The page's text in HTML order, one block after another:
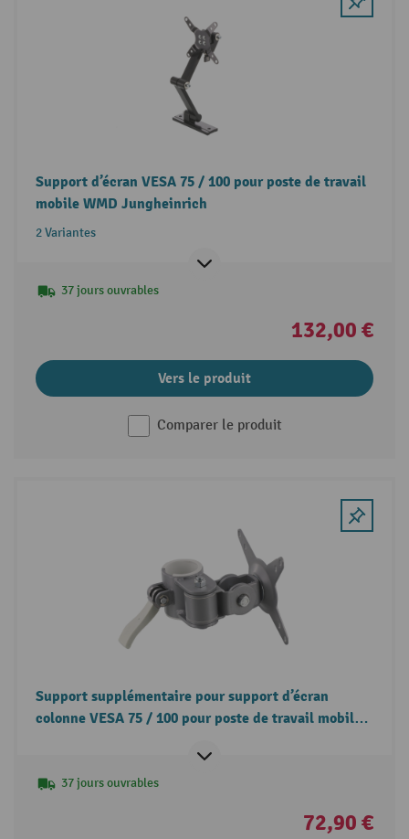
Support d’écran VESA 75 / 100 pour poste de travail
mobile WMD Jungheinrich
2 Variantes
37 jours ouvrables
132,00 €
Vers le produit
Comparer le produit
Support supplémentaire pour support d’écran
colonne VESA 75 / 100 pour poste de travail mobile
37 jours ouvrables
72,90 €